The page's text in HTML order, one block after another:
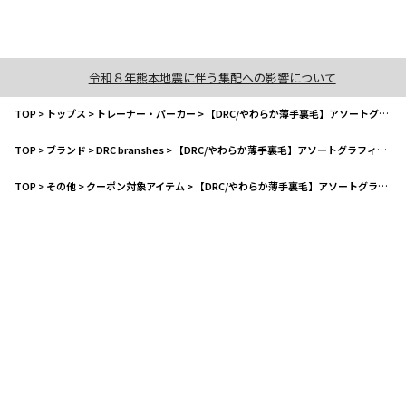
令和８年熊本地震に伴う集配への影響について
TOP> トップス > トレーナー・パーカー > 【DRC/やわらか薄手裏毛】アソートグラフィックトレーナー
TOP>ブランド >DRC branshes> 【DRC/やわらか薄手裏毛】アソートグラフィックトレーナー
TOP>その他>クーポン対象アイテム > 【DRC/やわらか薄手裏毛】アソートグラフィックトレーナー